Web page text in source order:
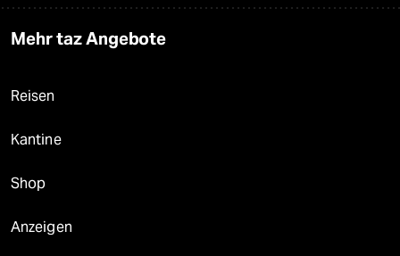
Mehr taz Angebote
Reisen
Kantine
Shop
Anzeigen